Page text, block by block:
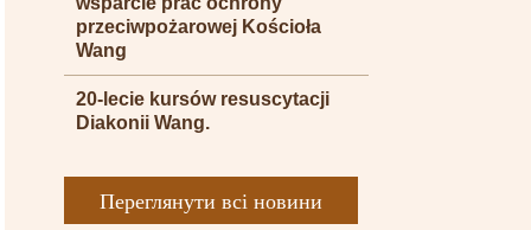
przeciwpożarowej Kościoła
Wang
20-lecie kursów resuscytacji
Diakonii Wang.
Переглянути всі новини